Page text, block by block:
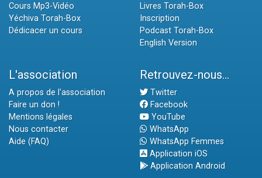
Cours Mp3-Vidéo
Yéchiva Torah-Box
Dédicacer un cours
Livres Torah-Box
Inscription
Podcast Torah-Box
English Version
L'association
A propos de l'association
Faire un don !
Mentions légales
Nous contacter
Aide (FAQ)
Retrouvez-nous...
Twitter
Facebook
YouTube
WhatsApp
WhatsApp Femmes
Application iOS
Application Android